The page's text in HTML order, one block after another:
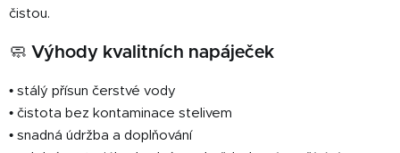
čistou.
🧼 Výhody kvalitních napáječek
• stálý přísun čerstvé vody
• čistota bez kontaminace stelivem
• snadná údržba a doplňování